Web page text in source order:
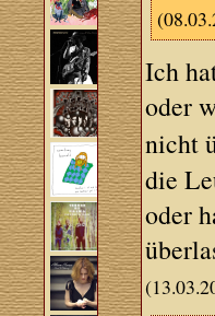
Ich
oder
nicht
die
oder